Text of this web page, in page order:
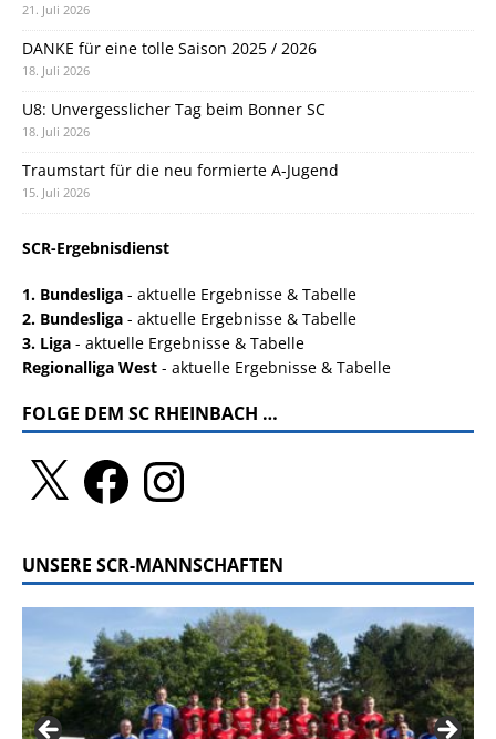
21. Juli 2026
DANKE für eine tolle Saison 2025 / 2026
18. Juli 2026
U8: Unvergesslicher Tag beim Bonner SC
18. Juli 2026
Traumstart für die neu formierte A-Jugend
15. Juli 2026
SCR-Ergebnisdienst
1. Bundesliga - aktuelle Ergebnisse & Tabelle
2. Bundesliga - aktuelle Ergebnisse & Tabelle
3. Liga - aktuelle Ergebnisse & Tabelle
Regionalliga West - aktuelle Ergebnisse & Tabelle
FOLGE DEM SC RHEINBACH …
UNSERE SCR-MANNSCHAFTEN